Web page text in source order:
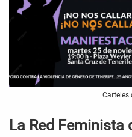
Carteles
La Red Feminista